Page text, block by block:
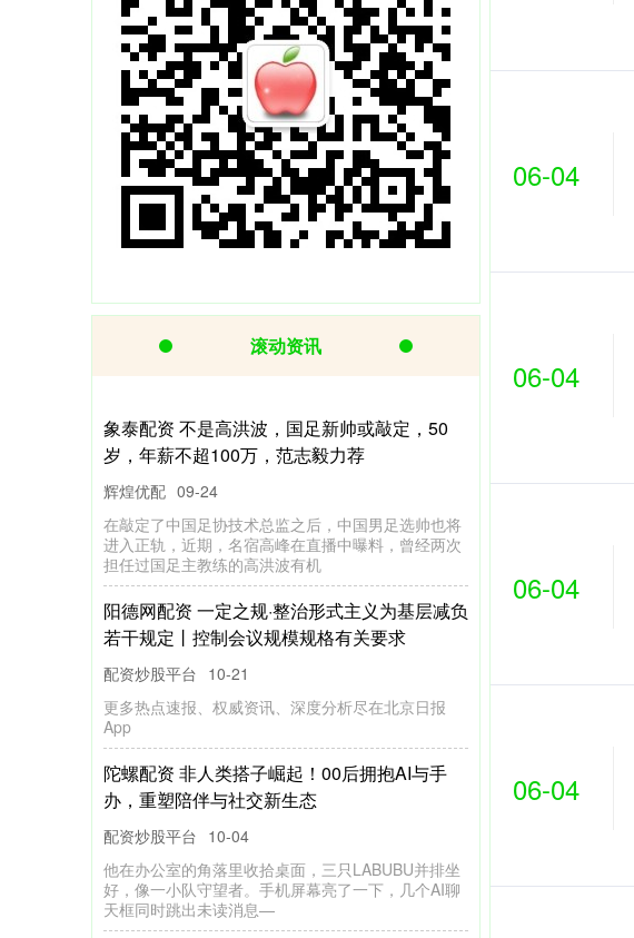
06-04
06-04
06-04
06-04
滚动资讯
安泽配资 中央决定：许昆林任辽宁省委书记，
郝鹏不再担任
正规配资炒股 10-02
据新华社，日前，中共中央决定：许昆林同志任辽宁
省委委员、常委、书记，郝鹏同志不再担任辽宁省委
书记、常委、委员职务。 举报